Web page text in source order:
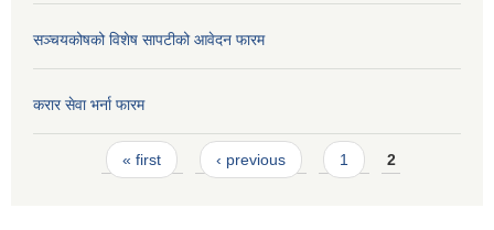
सञ्चयकोषको विशेष सापटीको आवेदन फारम
करार सेवा भर्ना फारम
Pages« first ‹ previous 1 2